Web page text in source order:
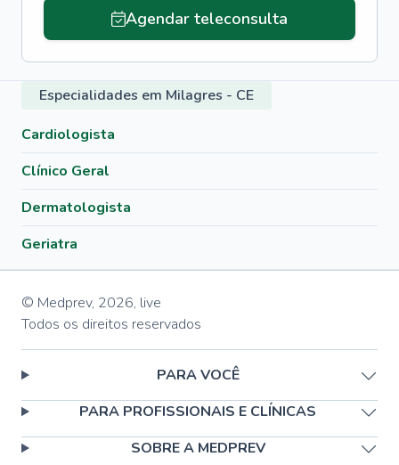
Agendar teleconsulta
Especialidades em Milagres - CE
Cardiologista
Clínico Geral
Dermatologista
Geriatra
© Medprev, 2026, live
Todos os direitos reservados
PARA VOCÊ
PARA PROFISSIONAIS E CLÍNICAS
SOBRE A MEDPREV